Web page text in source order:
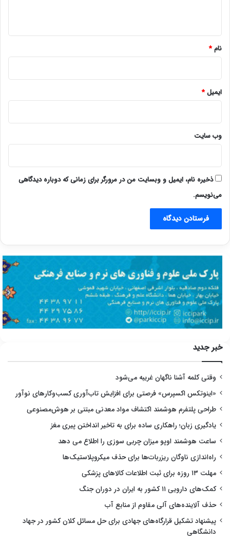
نام*
ایمیل*
وب‌ سایت
ذخیره نام، ایمیل و وبسایت من در مرورگر برای زمانی که دوباره دیدگاهی
می‌نویسم.
خبر جدید
وقتی کلمه آشنا ناگهان غریبه می‌شود
«اینوتکس اکسپرس» فرصتی برای افزایش تاب‌آوری کسب‌وکارهای نوآور
طراحی پلتفرم هوشمند اکتشاف مواد معدنی مبتنی بر هوش‌مصنوعی
یادگیری زبان؛ راهکاری ساده برای به تاخیر انداختن پیری مغز
ساعت هوشمند اوپو میزان چربی سوزی را اطلاع می دهد
راه‌اندازی ناوگان ریزربات‌ها برای حذف میکروپلاستیک‌ها
مهلت ۱۳ روزه برای ثبت اطلاعات کالاهای پزشکی
کمک‌های دارویی ۱۱ کشور به ایران در دوران جنگ
حذف آلاینده‌های آلی مقاوم از منابع آب
پیشنهاد تشکیل قرارگاه‌های جهادی برای حل مسائل کلان کشور در جهاد
دانشگاهی